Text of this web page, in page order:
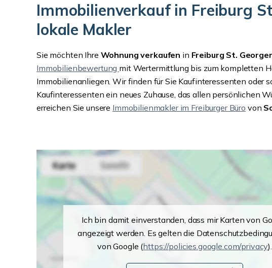
Immobilienverkauf in Freiburg
lokale Makler
Sie möchten Ihre Wohnung verkaufen in Freiburg St.
Immobilienbewertung mit Wertermittlung bis zum kompletten
Immobilienanliegen. Wir finden für Sie Kaufinteressenten oder
Kaufinteressenten ein neues Zuhause, das allen persönlichen
erreichen Sie unsere Immobilienmakler im Freiburger Büro von
Ich bin damit einverstanden, dass mir Karten von
angezeigt werden. Es gelten die
von Google (https://policies.google.com/privacy).